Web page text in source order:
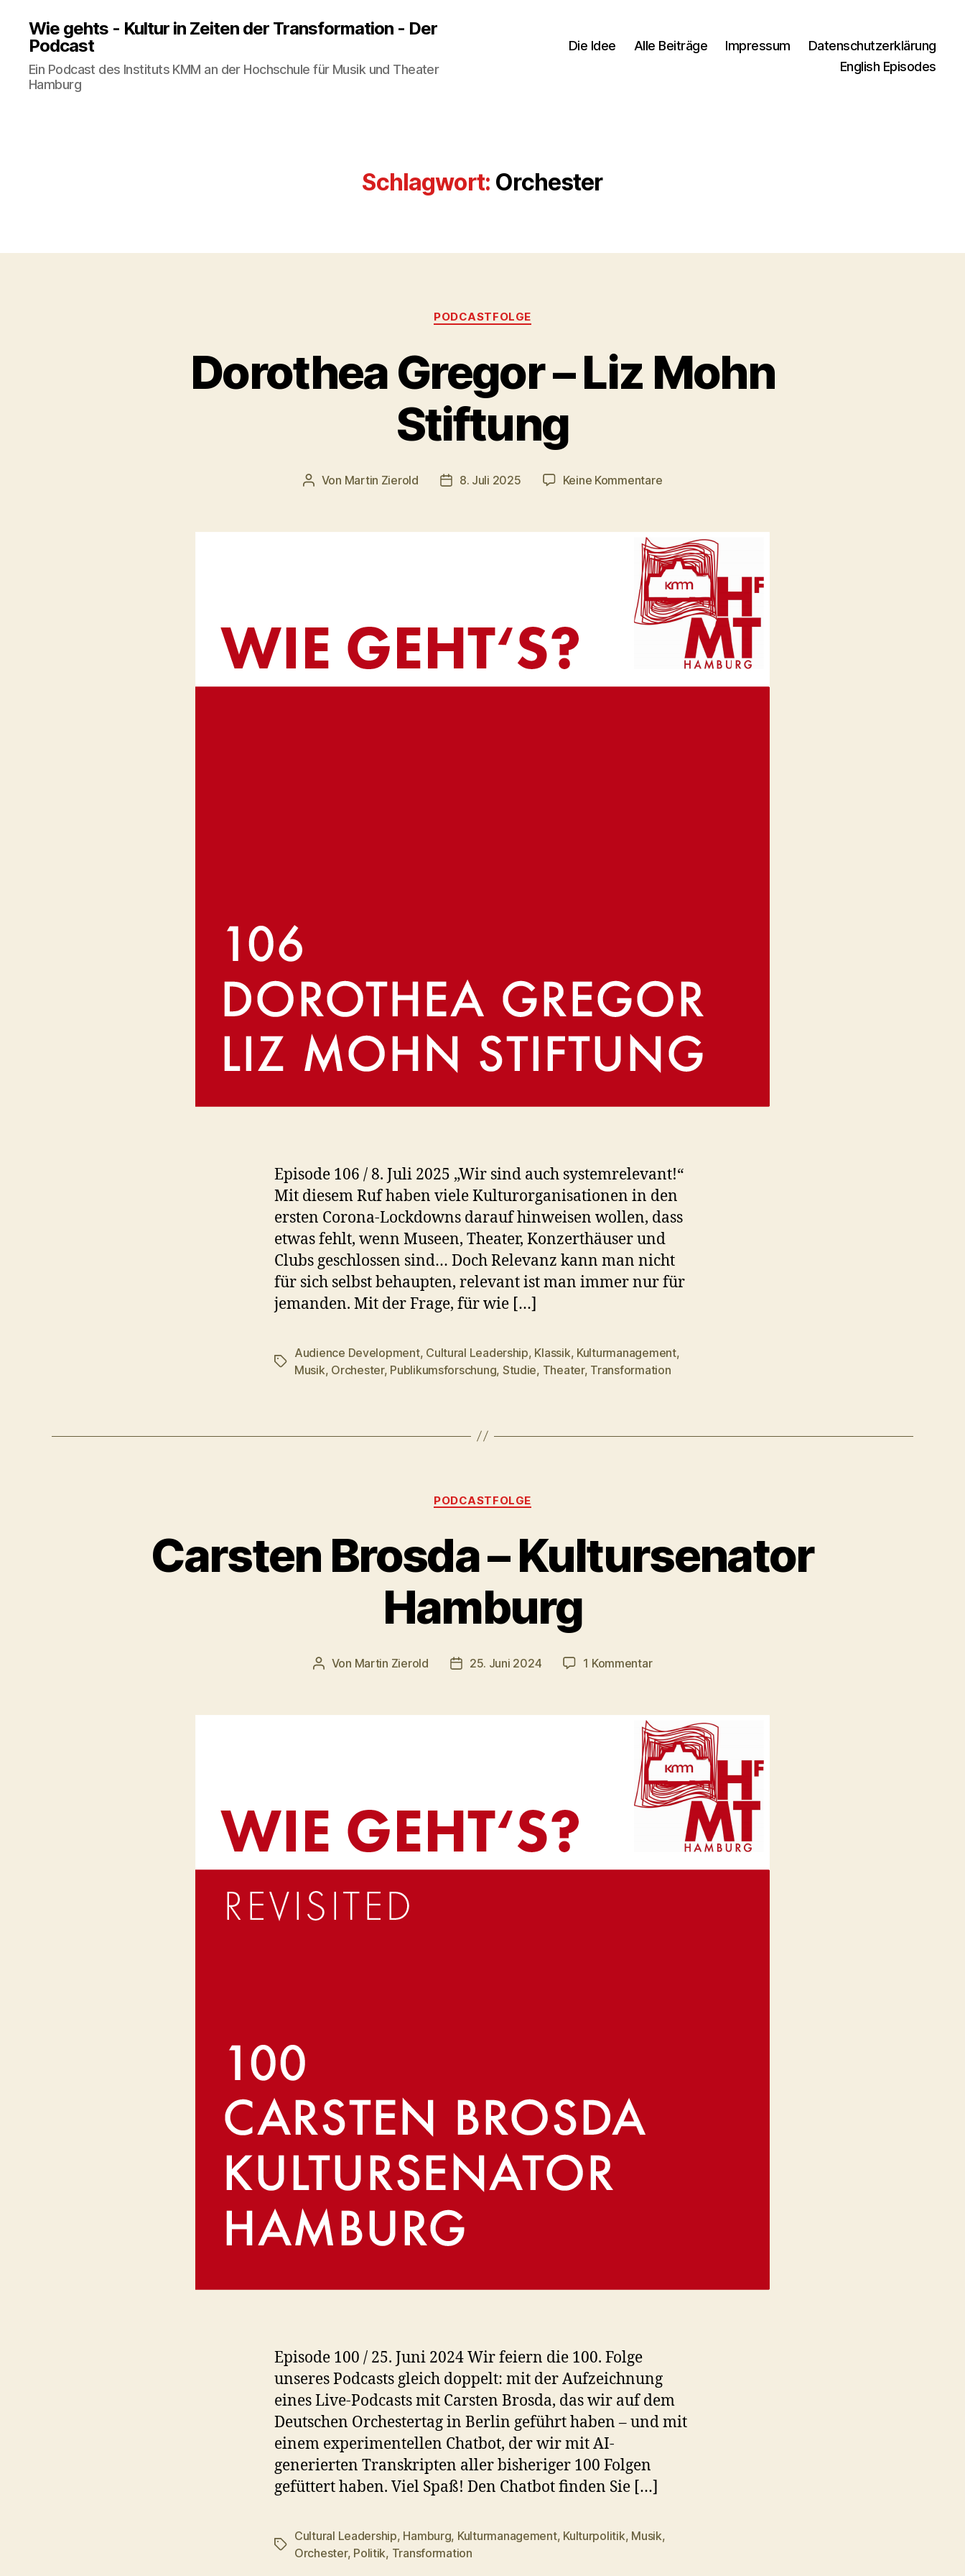
Wie gehts - Kultur in Zeiten der Transformation - Der
Podcast
Ein Podcast des Instituts KMM an der Hochschule für Musik und Theater
Hamburg
Die Idee Alle Beiträge Impressum
Datenschutzerklärung
English Episodes
Schlagwort: Orchester
Kategorien
PODCASTFOLGE
Dorothea Gregor – Liz Mohn
Stiftung
Beitragsautor
Von Martin Zierold Veröffentlichungsdatum
8. Juli 2025 Keine Kommentarezu
–
Liz
Mohn
Stiftung
Episode 106 / 8. Juli 2025 „Wir sind auch systemrelevant!“
Mit diesem Ruf haben viele Kulturorganisationen in den
ersten Corona-Lockdowns darauf hinweisen wollen, dass
etwas fehlt, wenn Museen, Theater, Konzerthäuser und
Clubs geschlossen sind… Doch Relevanz kann man nicht
für sich selbst behaupten, relevant ist man immer nur für
jemanden. Mit der Frage, für wie […]
Schlagwörter
Audience Development, Cultural Leadership, Klassik, Kulturmanagement,
Musik, Orchester, Publikumsforschung, Studie, Theater, Transformation
Kategorien
PODCASTFOLGE
Carsten Brosda – Kultursenator
Hamburg
Beitragsautor
Von Martin Zierold Veröffentlichungsdatum
25. Juni 2024 1 Kommentarzu
–
Kultursenator
Hamburg
Episode 100 / 25. Juni 2024 Wir feiern die 100. Folge
unseres Podcasts gleich doppelt: mit der Aufzeichnung
eines Live-Podcasts mit Carsten Brosda, das wir auf dem
Deutschen Orchestertag in Berlin geführt haben – und mit
einem experimentellen Chatbot, der wir mit AI-
generierten Transkripten aller bisheriger 100 Folgen
gefüttert haben. Viel Spaß! Den Chatbot finden Sie […]
Schlagwörter
Cultural Leadership, Hamburg, Kulturmanagement, Kulturpolitik, Musik,
Orchester, Politik, Transformation